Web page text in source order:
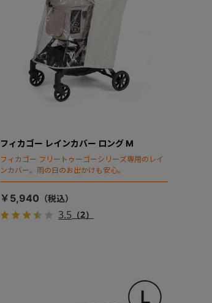
フィカゴー レインカバー ロング M
フィカゴー フリートゥーゴーシリーズ専用のレイ
ンカバー。雨の日のお出かけも安心。
￥5,940
3.5 （2）